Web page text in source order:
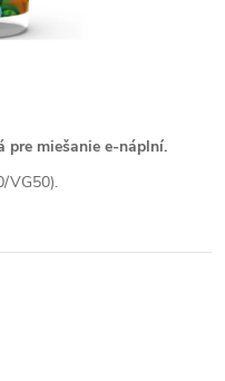
pre miešanie e-náplní.
VG50).